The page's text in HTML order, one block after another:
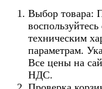
Выбор товара:
техническим
параметрам.
Все цены на
НДС.